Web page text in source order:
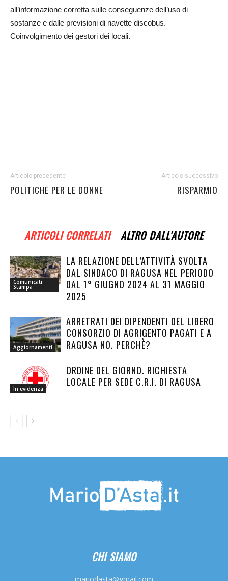
all’informazione corretta sulle conseguenze dell’uso di
sostanze e dalle previsioni di navette discobus.
Coinvolgimento dei gestori dei locali.
Articolo precedente
POLITICHE PER LE DONNE
Articolo successivo
RISPARMIO
ARTICOLI CORRELATI ALTRO DALL'AUTORE
Comunicati
Stampa
LA RELAZIONE DELL’ATTIVITÀ SVOLTA
DAL SINDACO DI RAGUSA NEL PERIODO
DAL 1° GIUGNO 2024 AL 31 MAGGIO
2025
Aggiornamenti
ARRETRATI DEI DIPENDENTI DEL LIBERO
CONSORZIO DI AGRIGENTO PAGATI E A
RAGUSA NO. PERCHÈ?
In evidenza
ORDINE DEL GIORNO. RICHIESTA
LOCALE PER SEDE C.R.I. DI RAGUSA
CHI SIAMO